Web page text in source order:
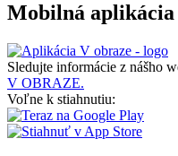
Mobilná aplikácia
Sledujte informácie z nášho
V OBRAZE.
Voľne k stiahnutiu: